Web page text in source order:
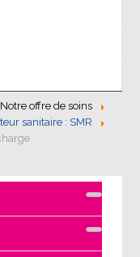
Notre offre de soins
sanitaire : SMR